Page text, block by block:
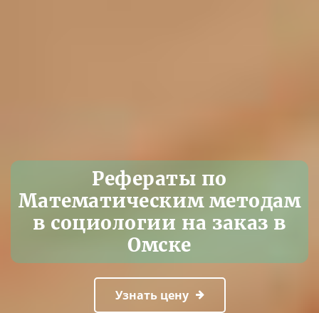
Рефераты по
Математическим методам
в социологии на заказ в
Омске
Узнать цену